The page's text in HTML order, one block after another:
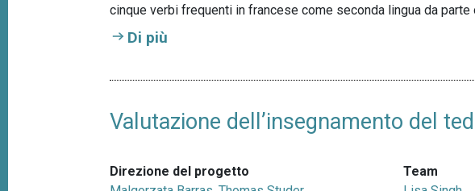
cinque verbi frequenti in francese come seconda lingua da
Di più
Valutazione dell’insegnamento del
Direzione del progetto
Team